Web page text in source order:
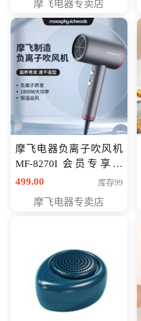
摩飞电器专卖店
摩飞电器负离子吹风机
MF-8270I 会员专享价
369元
499.00 库存99
摩飞电器专卖店